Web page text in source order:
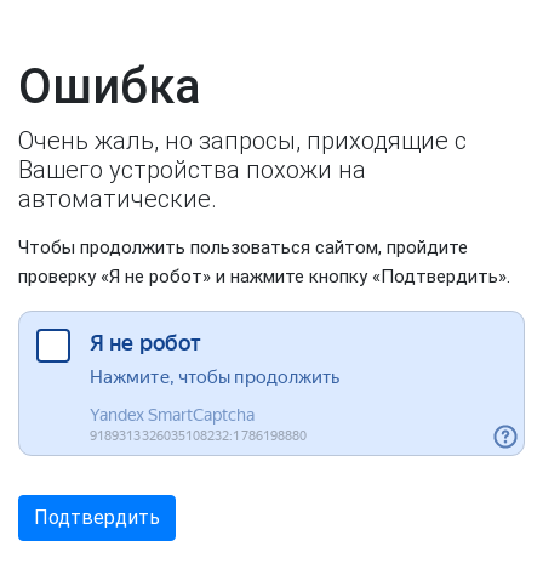
Ошибка
Очень жаль, но запросы, приходящие с
Вашего устройства похожи на
автоматические.
Чтобы продолжить пользоваться сайтом, пройдите
проверку «Я не робот» и нажмите кнопку «Подтвердить».